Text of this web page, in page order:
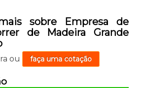
sobre Empresa de
de Madeira Grande
ou faça uma cotação